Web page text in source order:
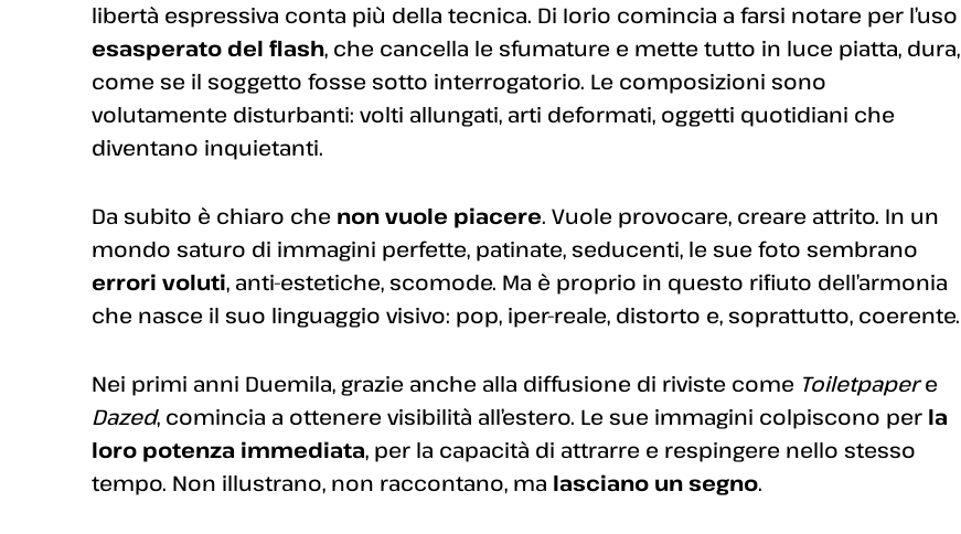
libertà espressiva conta più della tecnica. Di Iorio comincia a farsi notare per l’uso
esasperato del flash, che cancella le sfumature e mette tutto in luce piatta, dura,
come se il soggetto fosse sotto interrogatorio. Le composizioni sono
volutamente disturbanti: volti allungati, arti deformati, oggetti quotidiani che
diventano inquietanti.
Da subito è chiaro che non vuole piacere. Vuole provocare, creare attrito. In un
mondo saturo di immagini perfette, patinate, seducenti, le sue foto sembrano
errori voluti, anti-estetiche, scomode. Ma è proprio in questo rifiuto dell’armonia
che nasce il suo linguaggio visivo: pop, iper-reale, distorto e, soprattutto, coerente.
Nei primi anni Duemila, grazie anche alla diffusione di riviste come Toiletpapere
Dazed, comincia a ottenere visibilità all’estero. Le sue immagini colpiscono per la
loro potenza immediata, per la capacità di attrarre e respingere nello stesso
tempo. Non illustrano, non raccontano, ma lasciano un segno.